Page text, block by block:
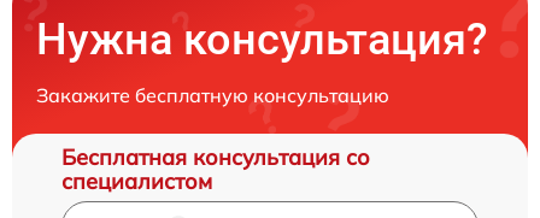
Нужна консультация?
Закажите бесплатную консультацию
Бесплатная консультация со
специалистом